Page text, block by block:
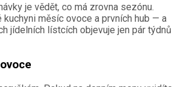
je vědět, co má zrovna sezónu.
kuchyni měsíc ovoce a prvních hub — a
jídelních lístcích objevuje jen pár týdnů